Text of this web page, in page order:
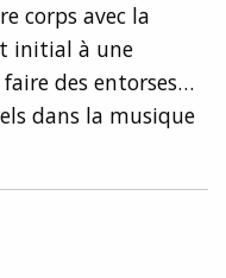
corps avec la
initial à une
des entorses…
dans la musique